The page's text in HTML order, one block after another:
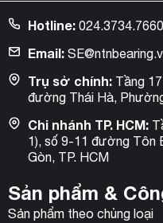
Hotline: 024.3734.7660
Email:
Trụ sở chính: Tầng
đường Thái Hà,
Chi nhánh TP. HCM:
1), số 9-11 đường Tôn
Gòn, TP. HCM
Sản phẩm &
Sản phẩm theo chủng loại